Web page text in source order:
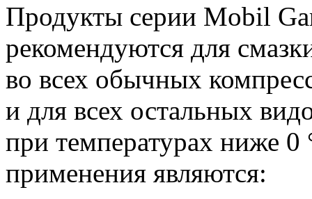
Продукты серии Mobil
рекомендуются для
во всех обычных
и для всех остальных
при температурах ниже
применения являются: